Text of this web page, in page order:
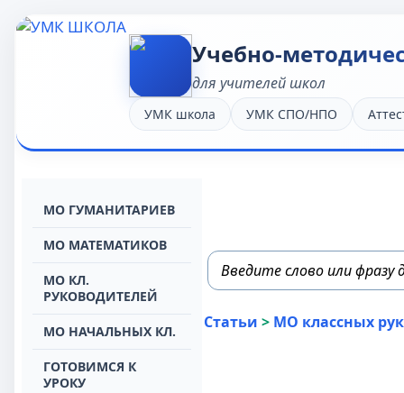
Учебно-
для учителей школ
УМК школа УМК СПО/НПО
МО ГУМАНИТАРИЕВ
МО МАТЕМАТИКОВ
МО КЛ.
РУКОВОДИТЕЛЕЙ
МО НАЧАЛЬНЫХ КЛ.
ГОТОВИМСЯ К
УРОКУ
Статьи > МО классных